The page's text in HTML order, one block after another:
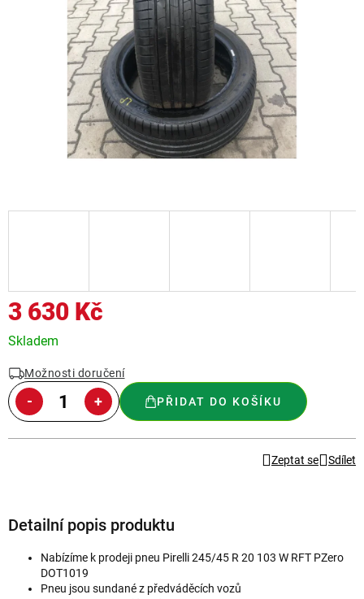
3 630 Kč
Měrná
Skladem
Možnosti doručení
PŘIDAT DO KOŠÍKU
Zeptat se Sdílet
Detailní popis produktu
Nabízíme k prodeji pneu Pirelli 245/45 R 20 103 W RFT PZero
DOT1019
Pneu jsou sundané z předváděcích vozů